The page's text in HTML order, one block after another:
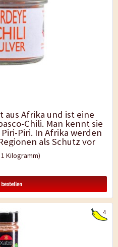
aus Afrika und ist eine
Chili. Man kennt sie
Piri. In Afrika werden
als Schutz vor
Felder...
Kilogramm)
4